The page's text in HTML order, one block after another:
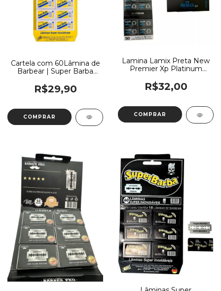
Cartela com 60Lâmina de
Barbear | Super Barba
R$29,90
Lamina Lamix Preta New
Premier Xp Platinum
R$32,00